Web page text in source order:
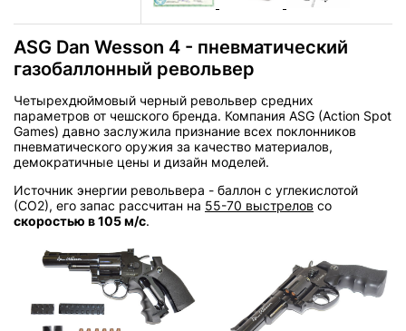
ASG Dan Wesson 4 - пневматический
газобаллонный револьвер
Четырехдюймовый черный револьвер средних
параметров от чешского бренда. Компания ASG (Action Spot
Games) давно заслужила признание всех поклонников
пневматического оружия за качество материалов,
демократичные цены и дизайн моделей.
Источник энергии револьвера - баллон с углекислотой
(СО2), его запас рассчитан на 55-70 выстрелов со
скоростью в 105 м/с.